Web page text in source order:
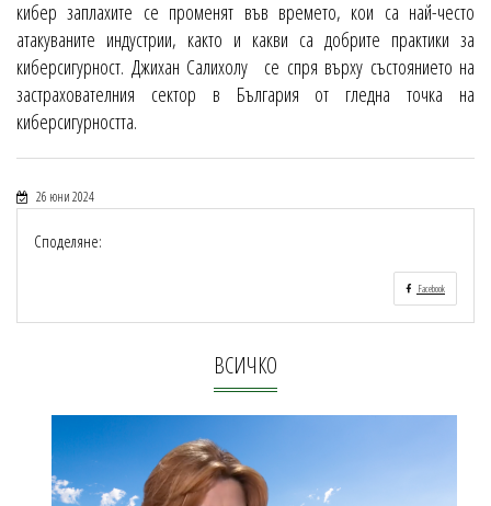
кибер заплахите се променят във времето, кои са най-често
атакуваните индустрии, както и какви са добрите практики за
киберсигурност. Джихан Салихолу се спря върху състоянието на
застрахователния сектор в България от гледна точка на
киберсигурността.
26 юни 2024
Споделяне:
Facebook
ВСИЧКО